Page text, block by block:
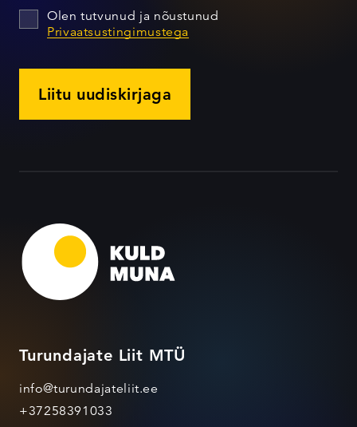
Olen tutvunud ja nõustunud
Privaatsustingimustega
Liitu uudiskirjaga
Turundajate Liit MTÜ
info@turundajateliit.ee
+37258391033